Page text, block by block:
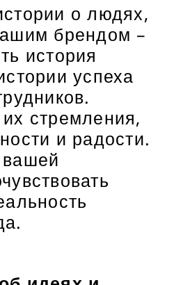
о людях,
брендом –
история
успеха
стремления,
и радости.